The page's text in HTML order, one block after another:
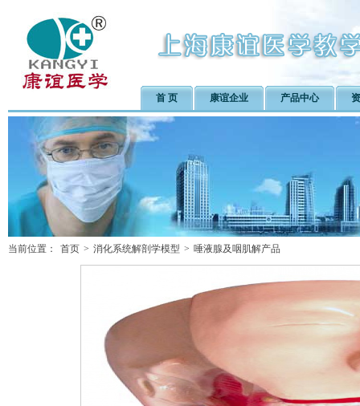
首 页 康谊企业 产品中心
当前位置： 首页 > 消化系统解剖学模型 > 唾液腺及咽肌解产品